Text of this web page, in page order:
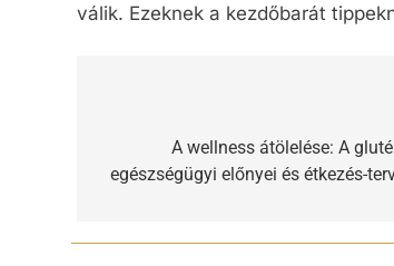
válik. Ezeknek a kezdőbarát
navigációA wellness átölelése: A
egészségügyi előnyei és étkezés-